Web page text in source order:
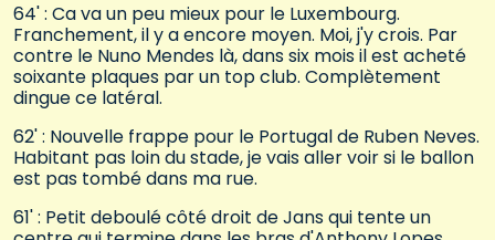
64' : Ca va un peu mieux pour le Luxembourg.
Franchement, il y a encore moyen. Moi, j'y crois. Par
contre le Nuno Mendes là, dans six mois il est acheté
soixante plaques par un top club. Complètement
dingue ce latéral.
62' : Nouvelle frappe pour le Portugal de Ruben Neves.
Habitant pas loin du stade, je vais aller voir si le ballon
est pas tombé dans ma rue.
61' : Petit deboulé côté droit de Jans qui tente un